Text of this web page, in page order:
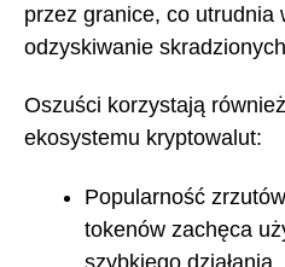
przez granice, co utrudnia
odzyskiwanie
Oszuści korzystają
ekosystemu kryptowalut:
Popularność
tokenów zachęca
szybkiego działania.